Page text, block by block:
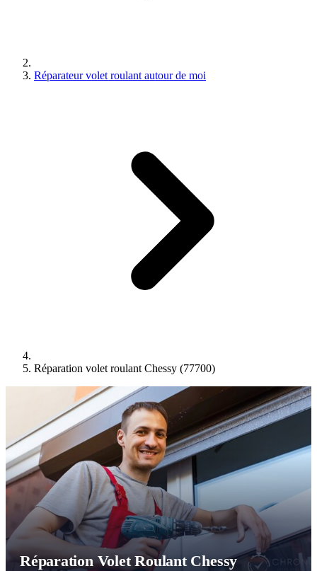
Réparateur volet roulant autour de moi
Réparation volet roulant Chessy (77700)
Réparation Volet Roulant Chessy